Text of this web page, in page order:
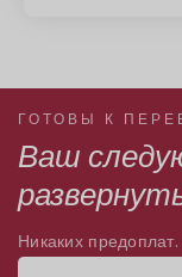
ГОТОВЫ К
Ваш
Никаких